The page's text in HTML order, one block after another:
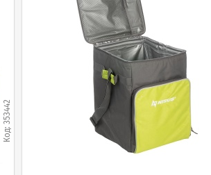
353442